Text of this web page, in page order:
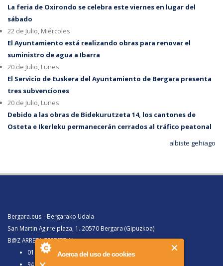
Acerca del uso de cookies
La feria de Oxirondo se celebra este viernes en lugar del
sábado
22 de Julio, Miércoles
El Ayuntamiento está realizando obras para renovar el
suministro de agua a Ibarra
20 de Julio, Lunes
El Servicio de Euskera del Ayuntamiento de Bergara presenta
tres subvenciones
20 de Julio, Lunes
Debido a las obras de Bidekurutzeta 14, los cantones de
Osteta e Ikerleku permanecerán cerrados al tráfico peatonal
albiste gehiago
Bergara.eus - Bergarako Udala
San Martin Agirre plaza, 1. 20570 Bergara (Gipuzkoa)
B@Z ARRETA ZERBITZUA:
010, Bergaratik deituz gero
943 77 91 00, Bergaraz kanpotik deituz gero